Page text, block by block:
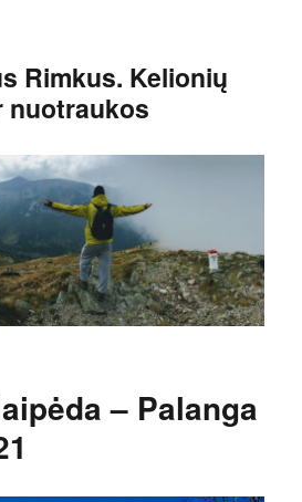
Rimkus. Kelionių
nuotraukos
– Palanga